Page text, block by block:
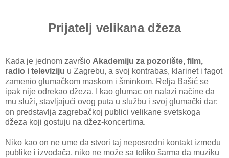
Prijatelj velikana džeza
Kada je jednom završio Akademiju za pozorište, film,
radio i televiziju u Zagrebu, a svoj kontrabas, klarinet i fagot
zamenio glumačkom maskom i šminkom, Relja Bašić se
ipak nije odrekao džeza. I kao glumac on nalazi načine da
mu služi, stavljajući ovog puta u službu i svoj glumački dar:
on predstavlja zagrebačkoj publici velikane svetskoga
džeza koji gostuju na džez-koncertima.
Niko kao on ne ume da stvori taj neposredni kontakt između
publike i izvođača, niko ne može sa toliko šarma da muziku